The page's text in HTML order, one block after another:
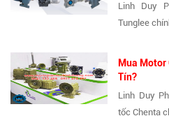
Linh Duy
Tunglee
Mua Motor
Tín?
Linh Duy
tốc Chenta